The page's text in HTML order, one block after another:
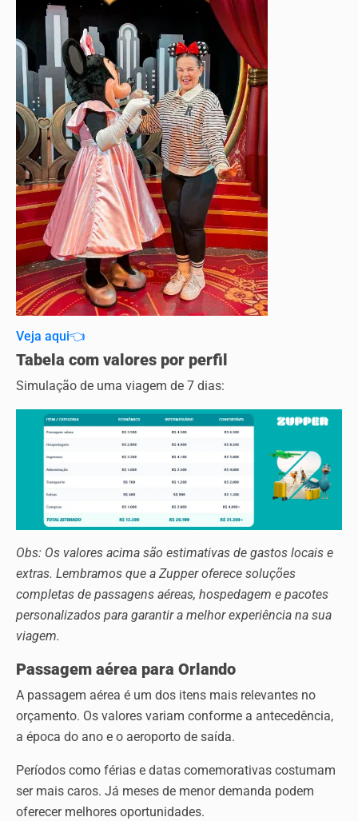
Veja aqui👈
Tabela com valores por perfil
Simulação de uma viagem de 7 dias:
Obs: Os valores acima são estimativas de gastos locais e
extras. Lembramos que a Zupper oferece soluções
completas de passagens aéreas, hospedagem e pacotes
personalizados para garantir a melhor experiência na sua
viagem.
Passagem aérea para Orlando
A passagem aérea é um dos itens mais relevantes no
orçamento. Os valores variam conforme a antecedência,
a época do ano e o aeroporto de saída.
Períodos como férias e datas comemorativas costumam
ser mais caros. Já meses de menor demanda podem
oferecer melhores oportunidades.